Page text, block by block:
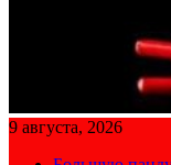
9 августа, 2026